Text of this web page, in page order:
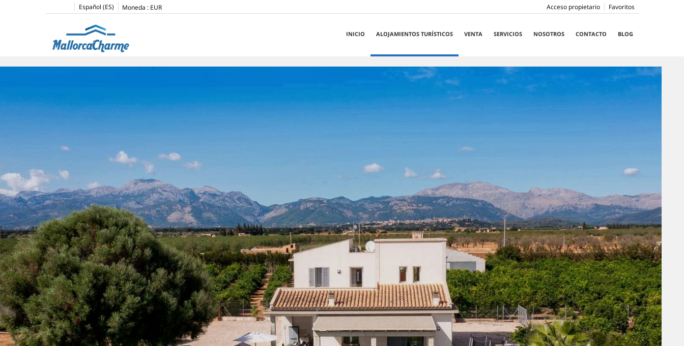
Español (ES) Moneda : EUR Favoritos
Acceso propietario
INICIO ALOJAMIENTOS TURÍSTICOS VENTA SERVICIOS NOSOTROS CONTACTO BLOG